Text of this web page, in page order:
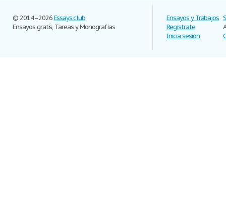
© 2014–2026Essays.club
Ensayos gratis, Tareas y Monografías
Ensayos y Trabajos
Regístrate
Inicia sesión